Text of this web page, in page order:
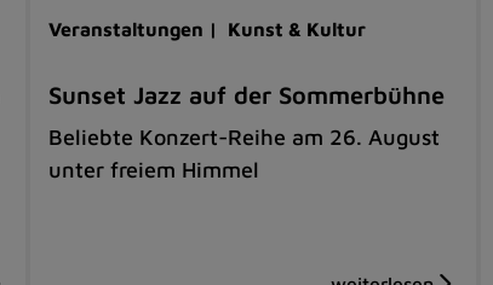
Veranstaltungen | Kunst & Kultur
Sunset Jazz auf der Sommerbühne
Beliebte Konzert-Reihe am 26. August
unter freiem Himmel